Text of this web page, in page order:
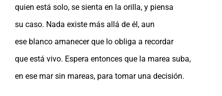
quien está solo, se sienta en la orilla, y piensa
su caso. Nada existe más allá de él, aun
ese blanco amanecer que lo obliga a recordar
que está vivo. Espera entonces que la marea suba,
en ese mar sin mareas, para tomar una decisión.